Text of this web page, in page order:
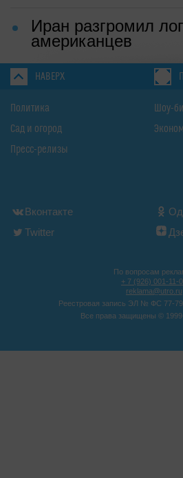
Иран разгромил
американцев
НАВЕРХ
Политика
Сад и огород
Пресс-релизы
Шоу-
Вконтакте
Twitter
По вопросам
+ 7 (926) 001-11-
reklama@utro.ru
Реестровая запись ЭЛ № ФС 77-
Все права защищены ©